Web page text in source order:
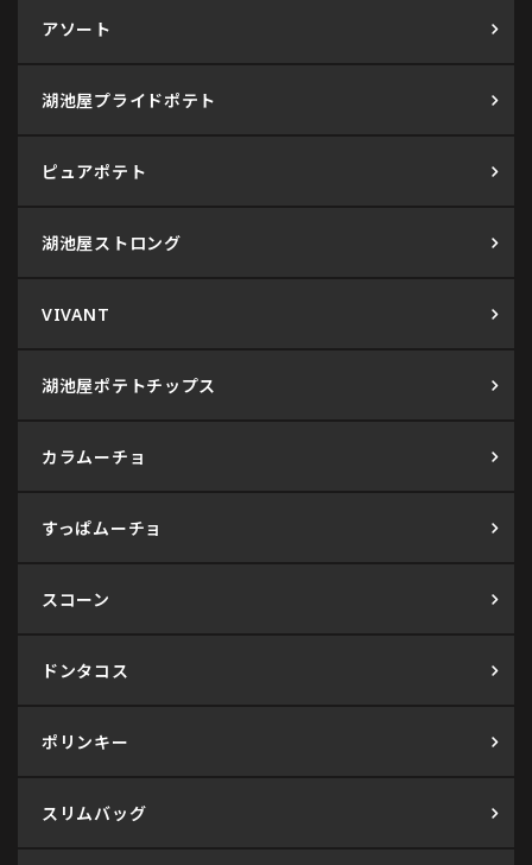
アソート
湖池屋プライドポテト
ピュアポテト
湖池屋ストロング
VIVANT
湖池屋ポテトチップス
カラムーチョ
すっぱムーチョ
スコーン
ドンタコス
ポリンキー
スリムバッグ